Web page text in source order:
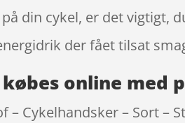
din cykel, er det
der fået tilsat
online med
– Cykelhandsker – Sort –